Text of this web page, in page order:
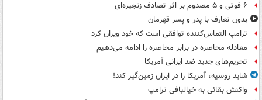
۶ فوتی و ۵ مصدوم بر اثر تصادف زنجیره‌ای
بدون تعارف با پدر و پسر قهرمان
ترامپ التماس‌کننده توافقی است که خود ویران کرد
معادله محاصره در برابر محاصره را ادامه می‌دهیم
تحریم‌های جدید ضد ایرانی آمریکا
شاید روسیه، آمریکا را در ایران زمین‌گیر کند!
واکنش بقائی به خیالبافی ترامپ